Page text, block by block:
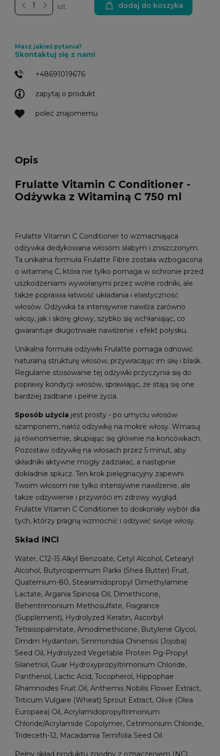
szt. dodaj do koszyka
zapytaj o produkt
poleć znajomemu
Masz jakieś pytania?
Skontaktuj się z nami
+48691019676
Opis
Frulatte Vitamin C Conditioner -
Odżywka z Witaminą C 750 ml
Frulatte Vitamin C Conditioner to wzmacniająca
odżywka dedykowana włosom słabym i zniszczonym.
Ta unikalna formuła Frulatte Fibre została wzbogacona
o witaminę C, która nie tylko pomaga w ochronie przed
uszkodzeniami wywołanymi przez wolne rodniki, ale
także poprawia łatwość układania i elastyczność
włosów. Odżywka ta intensywnie nawilża zarówno
włosy, jak i skórę głowy, szybko się wchłaniając, co
gwarantuje długotrwałe nawilżenie i efekt połysku.
Unikalna formuła odżywki Frulatte pomaga odnowić
naturalną strukturę włosów, przywracając im siłę i blask.
Regularne stosowanie tej odżywki przyczynia się do
poprawy kondycji włosów, sprawiając, że stają się one
bardziej zadbane i pełne życia.
Sposób użycia jest prosty - po umyciu włosów
szamponem, nałóż odżywkę na mokre włosy. Wmasuj
ją równomiernie, skupiając się głównie na końcówkach.
Pozostaw odżywkę na włosach przez 5 minut, aby
składniki aktywne mogły zadziałać, a następnie
dokładnie spłucz. Ten krok pielęgnacyjny zapewni
Twoim włosom nie tylko intensywne nawilżenie, ale
także odżywienie i przywróci im zdrowy wygląd.
Frulatte Vitamin C Conditioner to doskonały wybór dla
tych, którzy pragną wzmocnić i odżywić swoje włosy.
Skład INCI
Water, C12-15 Alkyl Benzoate, Cetyl Alcohol, Cetearyl
Alcohol, Butyrospermum Parkii (Shea Butter) Fruit,
Quaternium-80, Stearamidopropyl Dimethylamine
Lactate, Argania Spinosa Oil, Dimethicone,
Behentrimonium Methosulfate, Fragrance
(Supplement), Hydrolyzed Keratin, Ascorbyl
Tetraisopalmitate, Amodimethicone, Butylene Glycol,
Dmdm Hydantoin, Simmondsia Chinensis (Jojoba)
Seed Oil, Hydrolyzed Vegetable Protein Pg-Propyl
Silanetriol, Guar Hydroxypropyltrimonium Chloride,
Panthenol, Lactic Acid, Tocopherol, Hippophae
Rhamnoides Fruit Oil, Anthemis Nobilis Flower Extract,
Triticum Vulgare (Wheat) Sprout Extract, Olive (Olea
Europaea) Oil, Acrylamidopropyltrimonium
Chloride/Acrylamide Copolymer, Cetrimonium Chloride,
Trideceth-12, Macadamia Ternifolia Seed Oil.
Pełny skład produktu zgodny z oznaczeniem INCI.